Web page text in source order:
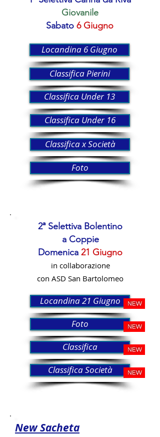
Giovanile
Sabato 6 Giugno
Locandina 6 Giugno
Classifica Pierini
Classifica Under 13
Classifica Under 16
Classifica x Società
Foto
2ª Selettiva Bolentino
a Coppie
Domenica 21 Giugno
in collaborazione
con ASD San Bartolomeo
Locandina 21 Giugno
Foto
Classifica
Classifica Società
New Sacheta